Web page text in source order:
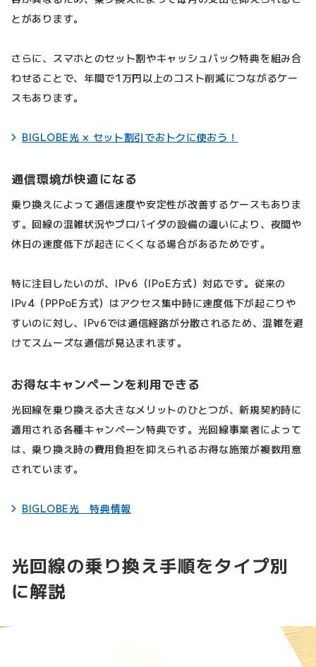
とがあります。
さらに、スマホとのセット割やキャッシュバック特典を組み合
わせることで、年間で1万円以上のコスト削減につながるケー
スもあります。
BIGLOBE光 × セット割引でおトクに使おう！
通信環境が快適になる
乗り換えによって通信速度や安定性が改善するケースもありま
す。回線の混雑状況やプロバイダの設備の違いにより、夜間や
休日の速度低下が起きにくくなる場合があるためです。
特に注目したいのが、IPv6（IPoE方式）対応です。従来の
IPv4（PPPoE方式）はアクセス集中時に速度低下が起こりや
すいのに対し、IPv6では通信経路が分散されるため、混雑を避
けてスムーズな通信が見込まれます。
お得なキャンペーンを利用できる
光回線を乗り換える大きなメリットのひとつが、新規契約時に
適用される各種キャンペーン特典です。光回線事業者によって
は、乗り換え時の費用負担を抑えられるお得な施策が複数用意
されています。
BIGLOBE光 特典情報
光回線の乗り換え手順をタイプ別
に解説